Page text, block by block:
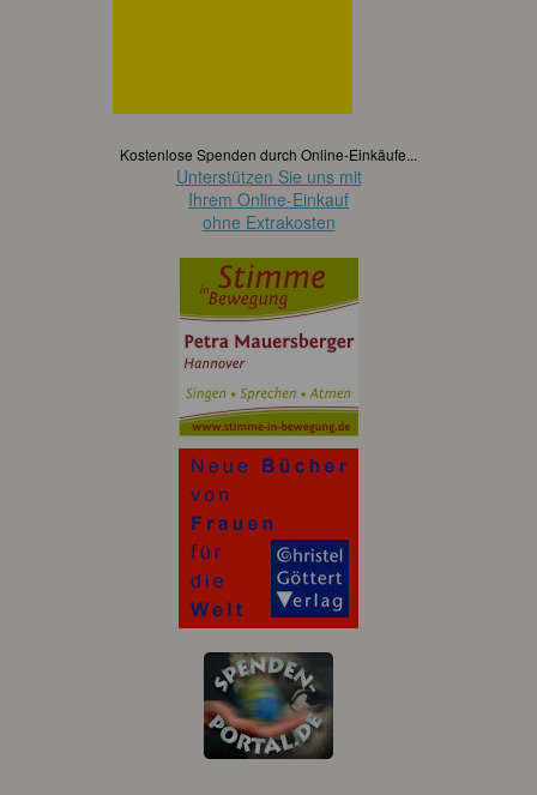
Kostenlose Spenden durch Online-Einkäufe...
Unterstützen Sie uns mit
Ihrem Online-Einkauf
ohne Extrakosten